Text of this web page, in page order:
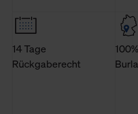
Technologien sowie die Nutzung
finden Sie in unserer
14 Tage
Rückgaberecht